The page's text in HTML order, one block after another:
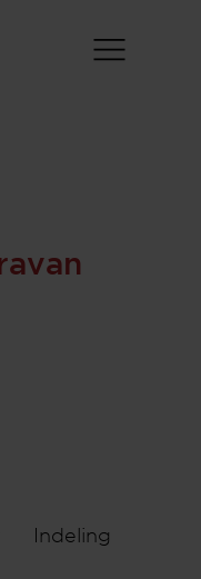
Indeling